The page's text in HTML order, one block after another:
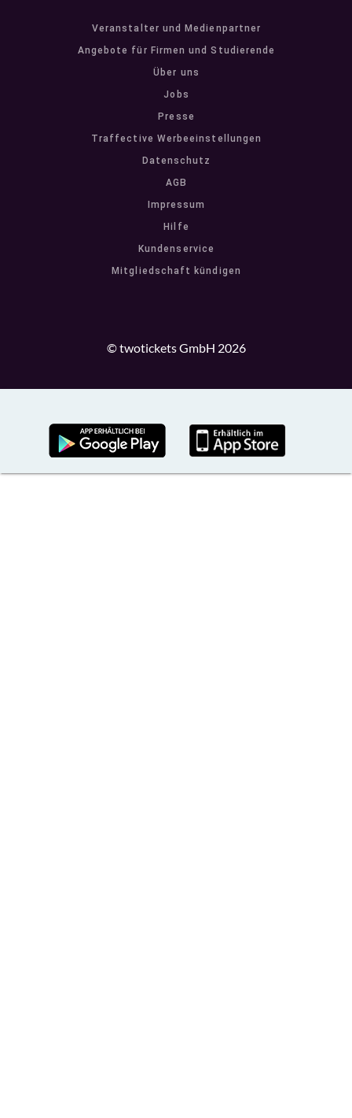
Veranstalter und Medienpartner
Angebote für Firmen und Studierende
Über uns
Jobs
Presse
Traffective Werbeeinstellungen
Datenschutz
AGB
Impressum
Hilfe
Kundenservice
Mitgliedschaft kündigen
© twotickets GmbH 2026